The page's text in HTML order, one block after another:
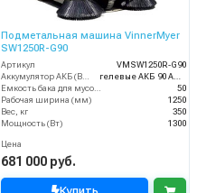
Подметальная машина VinnerMyer
SW1250R-G90
Артикул
VMSW1250R-G90
50
Рабочая ширина (мм)
1250
Вес, кг
350
Мощность (Вт)
1300
Цена
681 000 руб.